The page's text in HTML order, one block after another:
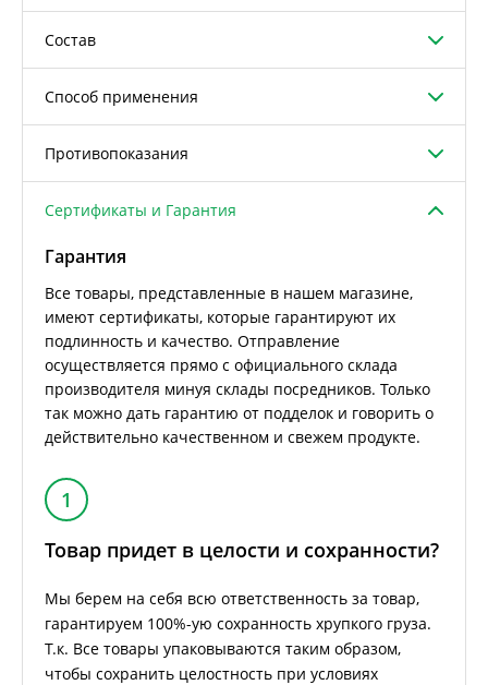
Состав
Способ применения
Противопоказания
Сертификаты и Гарантия
Гарантия
Все товары, представленные в нашем магазине,
имеют сертификаты, которые гарантируют их
подлинность и качество. Отправление
осуществляется прямо с официального склада
производителя минуя склады посредников. Только
так можно дать гарантию от подделок и говорить о
действительно качественном и свежем продукте.
1
Товар придет в целости и сохранности?
Мы берем на себя всю ответственность за товар,
гарантируем 100%-ую сохранность хрупкого груза.
Т.к. Все товары упаковываются таким образом,
чтобы сохранить целостность при условиях